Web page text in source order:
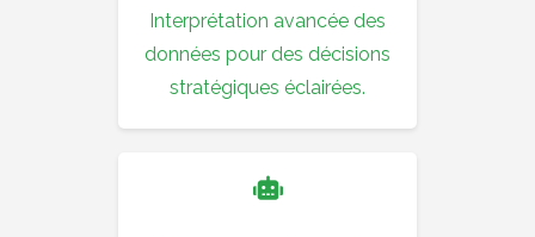
Interprétation avancée des
données pour des décisions
stratégiques éclairées.